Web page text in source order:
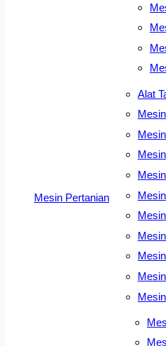
Mesin Pertanian
Alat